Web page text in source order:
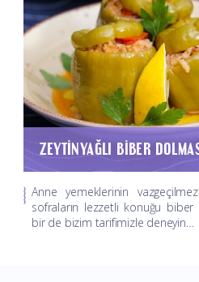
ZEYTINYAĞLI BIBER
Anne yemeklerinin
sofraların lezzetli konuğu biber
bir de bizim tarifimizle deneyin…